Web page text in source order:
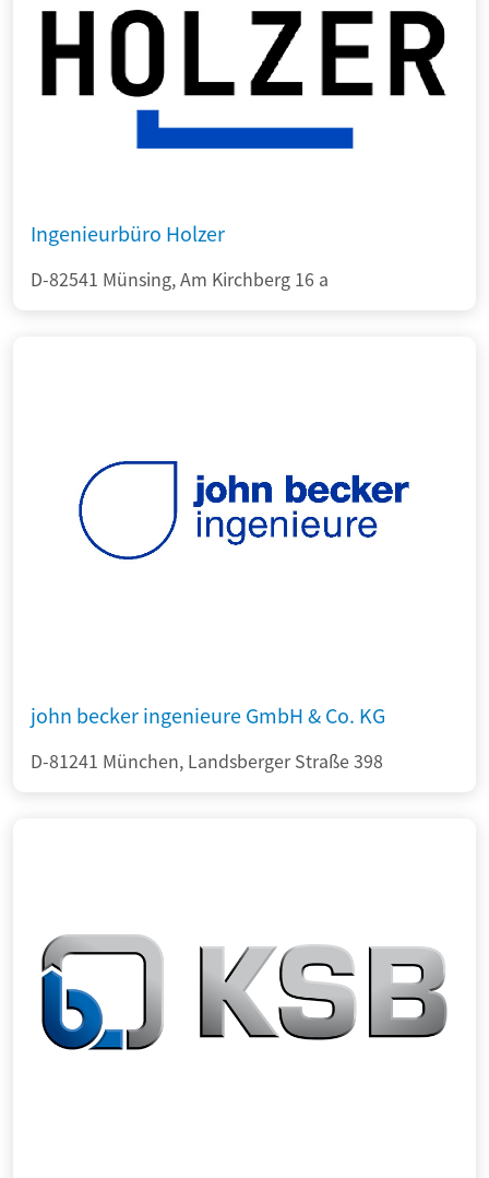
Ingenieurbüro Holzer
D-82541 Münsing, Am Kirchberg 16 a
john becker ingenieure GmbH & Co. KG
D-81241 München, Landsberger Straße 398